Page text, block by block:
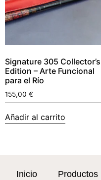
Signature 305 Collector’s
Edition – Arte Funcional
para el Río
155,00 €
Añadir al carrito
Inicio Productos